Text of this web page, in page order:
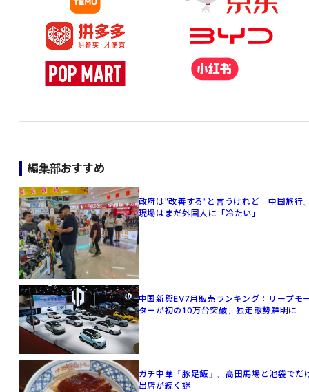
編集部おすすめ
政府は"改善する"と言うけれど 中国旅行
現場はまだ外国人に「冷たい」
中国新興EV7月販売ランキング：リープモ
ターが初の10万台突破、独走態勢鮮明に
ガチ中華「豚足飯」、高田馬場と池袋でだ
出店が続く謎